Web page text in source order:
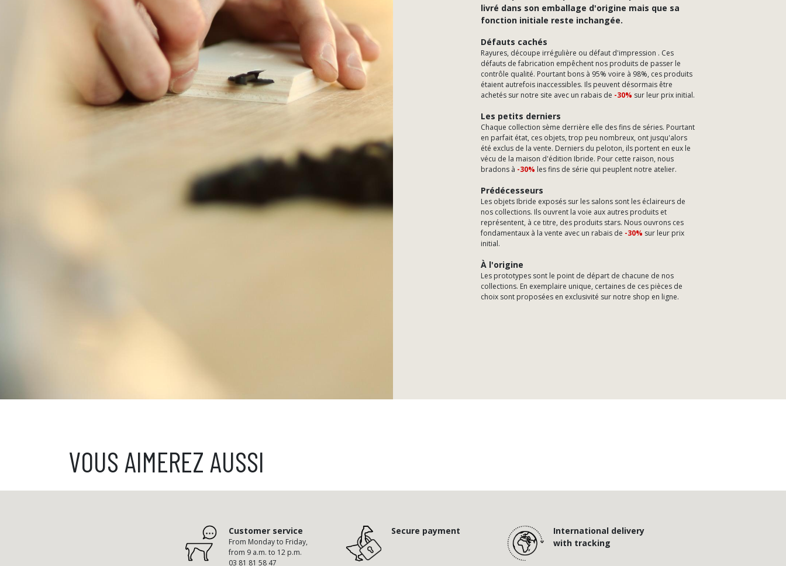
livré dans son emballage d'origine mais que sa
fonction initiale reste inchangée.
Défauts cachés
Rayures, découpe irrégulière ou défaut d'impression . Ces
défauts de fabrication empêchent nos produits de passer le
contrôle qualité. Pourtant bons à 95% voire à 98%, ces produits
étaient autrefois inaccessibles. Ils peuvent désormais être
achetés sur notre site avec un rabais de -30% sur leur prix initial.
Les petits derniers
Chaque collection sème derrière elle des fins de séries. Pourtant
en parfait état, ces objets, trop peu nombreux, ont jusqu'alors
été exclus de la vente. Derniers du peloton, ils portent en eux le
vécu de la maison d'édition Ibride. Pour cette raison, nous
bradons à -30% les fins de série qui peuplent notre atelier.
Prédécesseurs
Les objets Ibride exposés sur les salons sont les éclaireurs de
nos collections. Ils ouvrent la voie aux autres produits et
représentent, à ce titre, des produits stars. Nous ouvrons ces
fondamentaux à la vente avec un rabais de -30% sur leur prix
initial.
À l'origine
Les prototypes sont le point de départ de chacune de nos
collections. En exemplaire unique, certaines de ces pièces de
choix sont proposées en exclusivité sur notre shop en ligne.
VOUS AIMEREZ AUSSI
International delivery
with tracking
Secure payment
Customer service
From Monday to Friday,
from 9 a.m. to 12 p.m.
03 81 81 58 47